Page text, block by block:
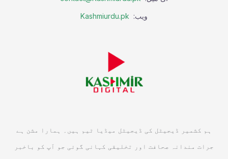
ویب: Kashmiurdu.pk
ہم کشمیر ڈیجیٹل کی ڈیجیٹل میڈیا ٹیم ہیں۔ ہمارا مشن ہے
جرات مندانہ صحافت اور تخلیقی کہانی گوئی جو آپ کو باخبر